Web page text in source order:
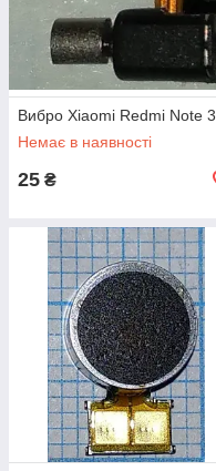
Вибро Xiaomi Redmi Note 3
Немає в наявності
25 ₴